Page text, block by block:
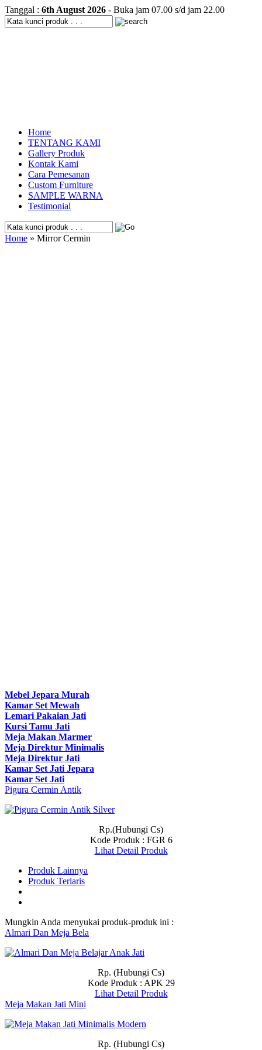
Tanggal : 6th August 2026 - Buka jam 07.00 s/d jam 22.00
Home
TENTANG KAMI
Gallery Produk
Kontak Kami
Cara Pemesanan
Custom Furniture
SAMPLE WARNA
Testimonial
Home » Mirror Cermin
Mebel Jepara Murah
Kamar Set Mewah
Lemari Pakaian Jati
Kursi Tamu Jati
Meja Makan Marmer
Meja Direktur Minimalis
Meja Direktur Jati
Kamar Set Jati Jepara
Kamar Set Jati
Pigura Cermin Antik
Rp.(Hubungi Cs)
Kode Produk : FGR 6
Lihat Detail Produk
Produk Lainnya
Produk Terlaris
Mungkin Anda menyukai produk-produk ini :
Almari Dan Meja Bela
Rp. (Hubungi Cs)
Kode Produk : APK 29
Lihat Detail Produk
Meja Makan Jati Mini
Rp. (Hubungi Cs)